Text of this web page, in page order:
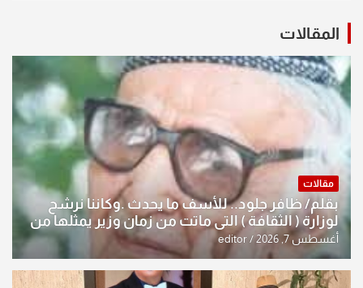
المقالات
مقالات
بقلم/ ظافر جلود.. للأسف ما يحدث .وكاننا نرشح
لوزارة ( الثقافة ) التي ماتت من زمان وزير يمثلها من
النخبة والإرث العظيم للثقافة العراقية..
أغسطس 7, 2026 editor